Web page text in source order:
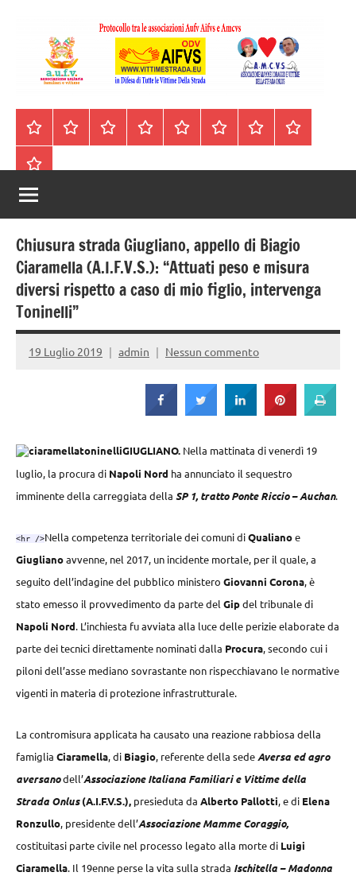
contenuto
A.I.F.V.S.
–
Associazione
Italiana
Familiari
e
Vittime
della
Strada
difesa
di
tutte
vittime
della
strada
HomepageSegnalazioni
Nord
Centro
Sud
ContattiIncidenti
Il
Archivio
Chiusura strada Giugliano, appello di Biagio
Ciaramella (A.I.F.V.S.): “Attuati peso e misura
diversi rispetto a caso di mio figlio, intervenga
Toninelli”
19 Luglio 2019 admin Nessun commento
GIUGLIANO. Nella mattinata di venerdì 19
luglio, la procura di Napoli Nord ha annunciato il sequestro
imminente della carreggiata della SP 1, tratto Ponte Riccio – Auchan.
<hr />Nella competenza territoriale dei comuni diQualianoe
Giuglianoavvenne, nel 2017, un incidente mortale, per il quale, a
seguito dell’indagine del pubblico ministero Giovanni Corona, è
stato emesso il provvedimento da parte del Gipdel tribunale di
Napoli Nord. L’inchiesta fu avviata alla luce delle perizie elaborate da
parte dei tecnici direttamente nominati dalla Procura, secondo cui i
piloni dell’asse mediano sovrastante non rispecchiavano le normative
vigenti in materia di protezione infrastrutturale.
La contromisura applicata ha causato una reazione rabbiosa della
famiglia Ciaramella, di Biagio, referente della sede Aversa ed agro
aversanodell’Associazione Italiana Familiari e Vittime della
Strada Onlus (A.I.F.V.S.), presieduta da Alberto Pallotti, e di Elena
Ronzullo, presidente dell’Associazione Mamme Coraggio,
costituitasi parte civile nel processo legato alla morte di Luigi
Ciaramella. Il 19enne perse la vita sulla strada Ischitella – Madonna